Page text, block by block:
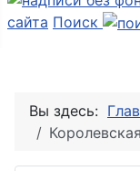
сайта Поиск
Вы здесь: